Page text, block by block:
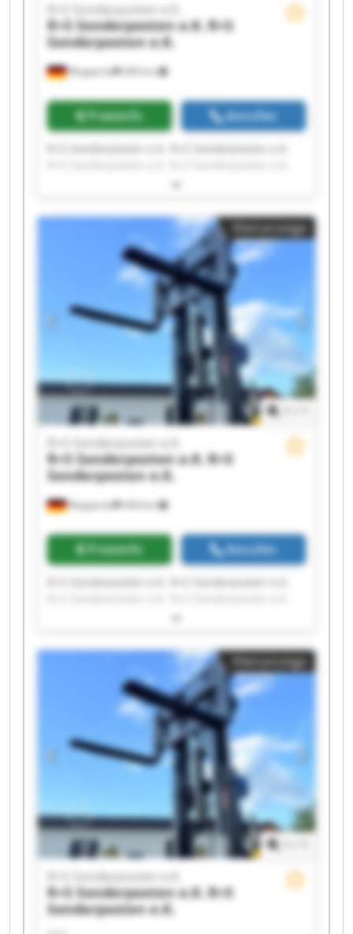
Wuppertal 494 km
R+S Sonderposten e.K.
R+S Sonderposten e.K. R+S
Sonderposten e.K.
Preisinfo Anrufen
R+S Sonderposten e.K. R+S Sonderposten e.K.
R+S Sonderposten e.K. R+S Sonderposten e.K.
R+S Sonderposten e.K. R+S Sonderposten e.K.
R+S Sonderposten e.K. R+S Sonderposten e.K.
R+S Sonderposten e.K. R+S Sonderposten e.K.
R+S Sonderposten e.K. R+S Sonderposten e.K.
R+S Sonderposten e.K. R+S Sonderposten e.K.
Kleinanzeige
Wuppertal 494 km
R+S Sonderposten e.K.
R+S Sonderposten e.K. R+S
Sonderposten e.K.
Preisinfo Anrufen
R+S Sonderposten e.K. R+S Sonderposten e.K.
R+S Sonderposten e.K. R+S Sonderposten e.K.
R+S Sonderposten e.K. R+S Sonderposten e.K.
R+S Sonderposten e.K. R+S Sonderposten e.K.
R+S Sonderposten e.K. R+S Sonderposten e.K.
R+S Sonderposten e.K. R+S Sonderposten e.K.
R+S Sonderposten e.K. R+S Sonderposten e.K.
Kleinanzeige
R+S Sonderposten e.K.
R+S Sonderposten e.K. R+S
Sonderposten e.K.